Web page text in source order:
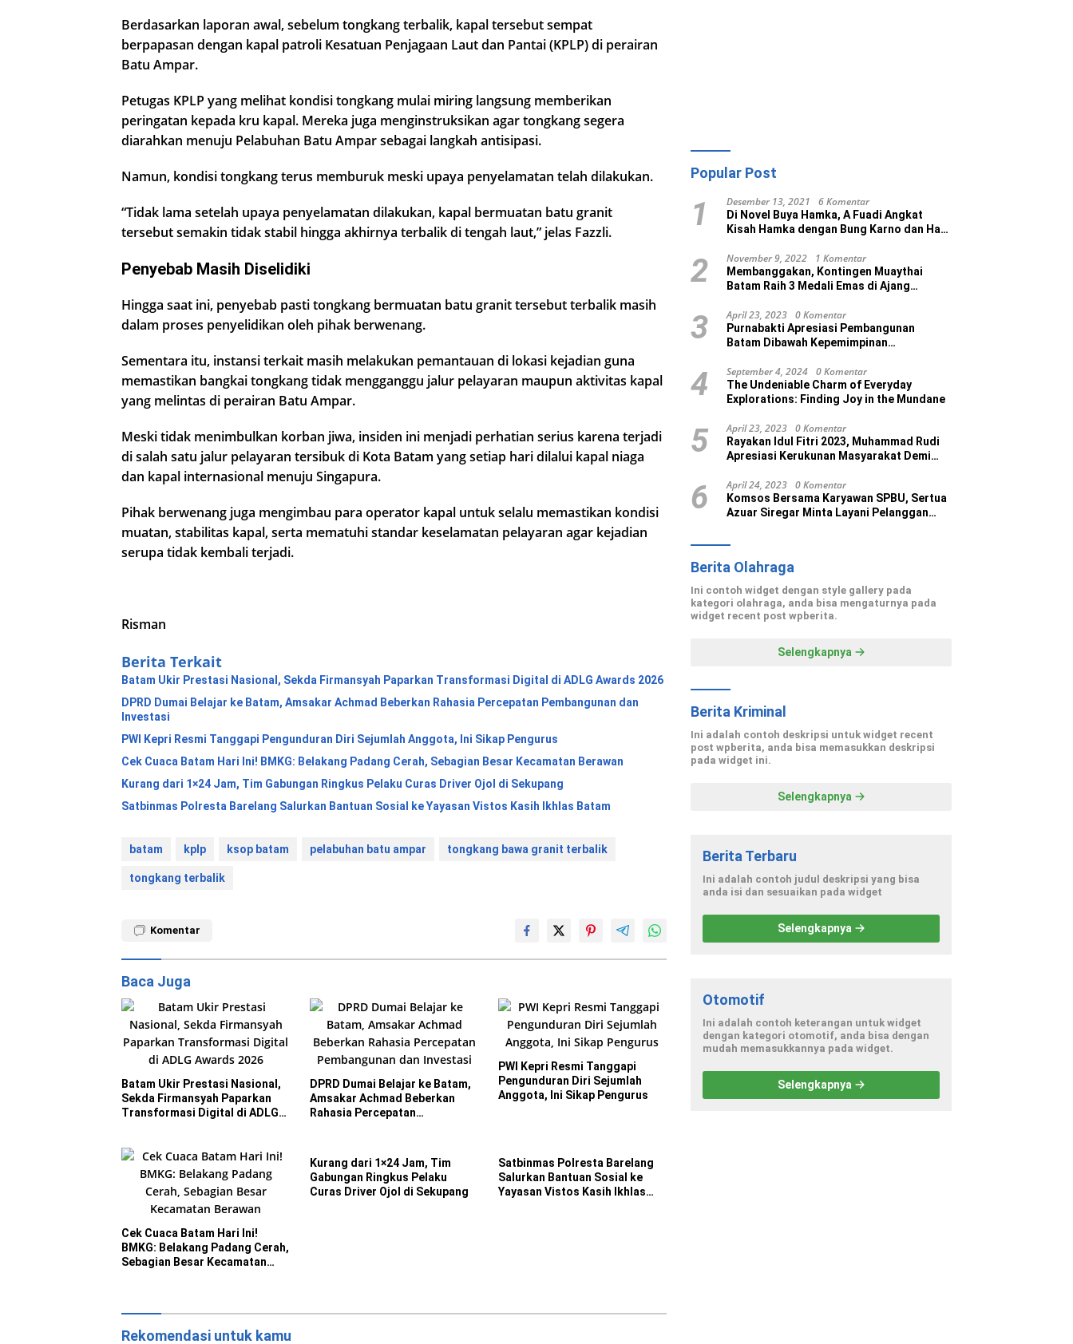
Berdasarkan laporan awal, sebelum tongkang terbalik, kapal tersebut sempat
berpapasan dengan kapal patroli Kesatuan Penjagaan Laut dan Pantai (KPLP) di perairan
Batu Ampar.
Petugas KPLP yang melihat kondisi tongkang mulai miring langsung memberikan
peringatan kepada kru kapal. Mereka juga menginstruksikan agar tongkang segera
diarahkan menuju Pelabuhan Batu Ampar sebagai langkah antisipasi.
Namun, kondisi tongkang terus memburuk meski upaya penyelamatan telah dilakukan.
“Tidak lama setelah upaya penyelamatan dilakukan, kapal bermuatan batu granit
tersebut semakin tidak stabil hingga akhirnya terbalik di tengah laut,” jelas Fazzli.
Penyebab Masih Diselidiki
Hingga saat ini, penyebab pasti tongkang bermuatan batu granit tersebut terbalik masih
dalam proses penyelidikan oleh pihak berwenang.
Sementara itu, instansi terkait masih melakukan pemantauan di lokasi kejadian guna
memastikan bangkai tongkang tidak mengganggu jalur pelayaran maupun aktivitas kapal
yang melintas di perairan Batu Ampar.
Meski tidak menimbulkan korban jiwa, insiden ini menjadi perhatian serius karena terjadi
di salah satu jalur pelayaran tersibuk di Kota Batam yang setiap hari dilalui kapal niaga
dan kapal internasional menuju Singapura.
Pihak berwenang juga mengimbau para operator kapal untuk selalu memastikan kondisi
muatan, stabilitas kapal, serta mematuhi standar keselamatan pelayaran agar kejadian
serupa tidak kembali terjadi.
Risman
Berita Terkait
Batam Ukir Prestasi Nasional, Sekda Firmansyah Paparkan Transformasi Digital di ADLG Awards 2026
DPRD Dumai Belajar ke Batam, Amsakar Achmad Beberkan Rahasia Percepatan Pembangunan dan
Investasi
PWI Kepri Resmi Tanggapi Pengunduran Diri Sejumlah Anggota, Ini Sikap Pengurus
Cek Cuaca Batam Hari Ini! BMKG: Belakang Padang Cerah, Sebagian Besar Kecamatan Berawan
Kurang dari 1×24 Jam, Tim Gabungan Ringkus Pelaku Curas Driver Ojol di Sekupang
Satbinmas Polresta Barelang Salurkan Bantuan Sosial ke Yayasan Vistos Kasih Ikhlas Batam
batam kplp ksop batam pelabuhan batu ampar tongkang bawa granit terbalik
tongkang terbalik
Komentar
Baca Juga
Batam Ukir Prestasi Nasional,
Sekda Firmansyah Paparkan
Transformasi Digital di ADLG
DPRD Dumai Belajar ke Batam,
Amsakar Achmad Beberkan
Rahasia Percepatan
PWI Kepri Resmi Tanggapi
Pengunduran Diri Sejumlah
Anggota, Ini Sikap Pengurus
Cek Cuaca Batam Hari Ini!
BMKG: Belakang Padang Cerah,
Sebagian Besar Kecamatan
Kurang dari 1×24 Jam, Tim
Gabungan Ringkus Pelaku
Curas Driver Ojol di Sekupang
Satbinmas Polresta Barelang
Salurkan Bantuan Sosial ke
Yayasan Vistos Kasih Ikhlas
Rekomendasi untuk kamu
Popular Post
1 Desember 13, 2021 6 Komentar
Di Novel Buya Hamka, A Fuadi Angkat
Kisah Hamka dengan Bung Karno dan Haji
2 November 9, 2022 1 Komentar
Membanggakan, Kontingen Muaythai
Batam Raih 3 Medali Emas di Ajang
3 April 23, 2023 0 Komentar
Purnabakti Apresiasi Pembangunan
Batam Dibawah Kepemimpinan
4 September 4, 2024 0 Komentar
The Undeniable Charm of Everyday
Explorations: Finding Joy in the Mundane
5 April 23, 2023 0 Komentar
Rayakan Idul Fitri 2023, Muhammad Rudi
Apresiasi Kerukunan Masyarakat Demi
6 April 24, 2023 0 Komentar
Komsos Bersama Karyawan SPBU, Sertua
Azuar Siregar Minta Layani Pelanggan
Berita Olahraga
Ini contoh widget dengan style gallery pada
kategori olahraga, anda bisa mengaturnya pada
widget recent post wpberita.
Selengkapnya
Berita Kriminal
Ini adalah contoh deskripsi untuk widget recent
post wpberita, anda bisa memasukkan deskripsi
pada widget ini.
Selengkapnya
Berita Terbaru
Ini adalah contoh judul deskripsi yang bisa
anda isi dan sesuaikan pada widget
Selengkapnya
Otomotif
Ini adalah contoh keterangan untuk widget
dengan kategori otomotif, anda bisa dengan
mudah memasukkannya pada widget.
Selengkapnya